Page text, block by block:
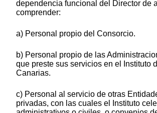
dependencia funcional del Director de
comprender:
a) Personal propio del Consorcio.
b) Personal propio de las
que preste sus servicios en el Instituto
Canarias.
c) Personal al servicio de otras
privadas, con las cuales el Instituto